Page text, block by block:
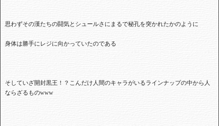
思わずその漢たちの闘気とシュールさにまるで秘孔を突かれたかのように
身体は勝手にレジに向かっていたのである
そしていざ開封黒王！？こんだけ人間のキャラがいるラインナップの中から人
ならざるものwww